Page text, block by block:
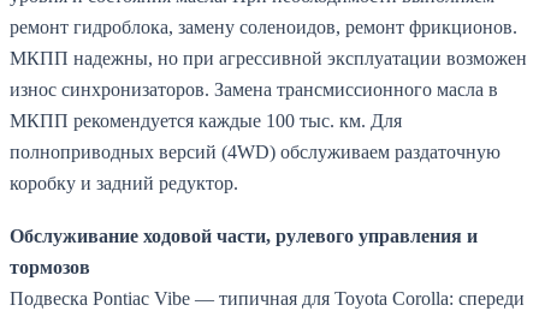
ремонт гидроблока, замену соленоидов, ремонт фрикционов.
МКПП надежны, но при агрессивной эксплуатации возможен
износ синхронизаторов. Замена трансмиссионного масла в
МКПП рекомендуется каждые 100 тыс. км. Для
полноприводных версий (4WD) обслуживаем раздаточную
коробку и задний редуктор.
Обслуживание ходовой части, рулевого управления и
тормозов
Подвеска Pontiac Vibe — типичная для Toyota Corolla: спереди